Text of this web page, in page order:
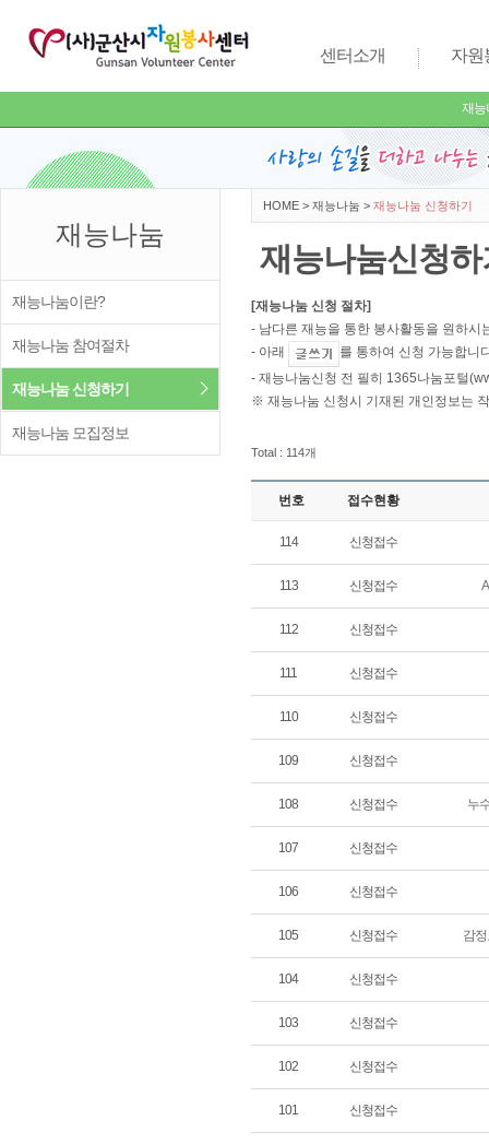
센터소개 자원
재능
재능나눔
재능나눔이란?
재능나눔 참여절차
재능나눔 신청하기
재능나눔 모집정보
HOME > 재능나눔 > 재능나눔 신청하기
재능나눔신청하
[재능나눔 신청 절차]
- 남다른 재능을 통한 봉사활동을 원하시
- 아래
를 통하여 신청 가능합니
- 재능나눔신청 전 필히 1365나눔포털
※ 재능나눔 신청시 기재된 개인정보는
Total : 114개
번호 접수현황
114 신청접수
113 신청접수
112 신청접수
111 신청접수
110 신청접수
109 신청접수
108 신청접수 누
107 신청접수
106 신청접수
105 신청접수 감
104 신청접수
103 신청접수
102 신청접수
101 신청접수